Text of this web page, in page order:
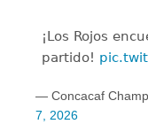
¡Los Rojos
partido!
— Concacaf
7, 2026